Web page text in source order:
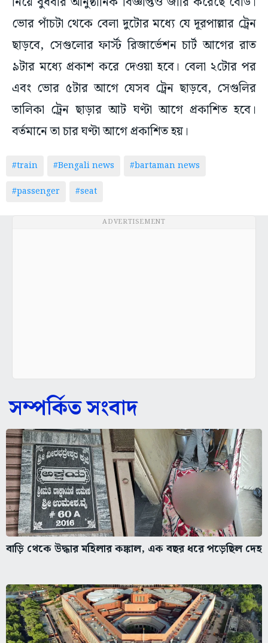
ভোর পাঁচটা থেকে বেলা দুটোর মধ্যে যে দূরপাল্লার ট্রেন
ছাড়বে, সেগুলোর ফার্স্ট রিজার্ভেশন চার্ট আগের রাত
৯টার মধ্যে প্রকাশ করে দেওয়া হবে। বেলা ২টোর পর
এবং ভোর ৫টার আগে যেসব ট্রেন ছাড়বে, সেগুলির
তালিকা ট্রেন ছাড়ার আট ঘণ্টা আগে প্রকাশিত হবে।
বর্তমানে তা চার ঘণ্টা আগে প্রকাশিত হয়।
#train #Bengali news
#bartaman news
#passenger
#seat
ADVERTISEMENT
সম্পর্কিত সংবাদ
বাড়ি থেকে উদ্ধার মহিলার কঙ্কাল, এক বছর ধরে পড়েছিল দেহ